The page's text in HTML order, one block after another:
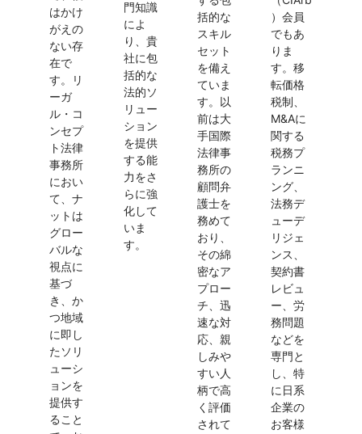
はかけ
がえの
ない存
在で
す。リ
ーガ
ル・コ
ンセプ
ト法律
事務所
におい
て、ナ
ットは
グロー
バルな
視点に
基づ
き、か
つ地域
に即し
たソリ
ューシ
ョンを
提供す
ること
門知識
によ
り、貴
社に包
括的な
法的ソ
リュー
ション
を提供
する能
力をさ
らに強
化して
いま
す。
括的な
スキル
セット
を備え
ていま
す。以
前は大
手国際
法律事
務所の
顧問弁
護士を
務めて
おり、
その綿
密なア
プロー
チ、迅
速な対
応、親
しみや
すい人
柄で高
く評価
されて
）会員
でもあ
りま
す。移
転価格
税制、
M&Aに
関する
税務プ
ランニ
ング、
法務デ
ューデ
リジェ
ンス、
契約書
レビュ
ー、労
務問題
などを
専門と
し、特
に日系
企業の
お客様